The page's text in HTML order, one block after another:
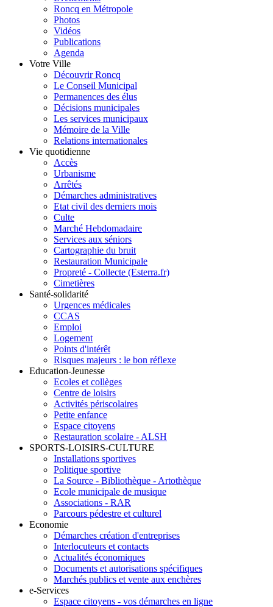
Roncq en Métropole
Photos
Vidéos
Publications
Agenda
Votre Ville
Découvrir Roncq
Le Conseil Municipal
Permanences des élus
Décisions municipales
Les services municipaux
Mémoire de la Ville
Relations internationales
Vie quotidienne
Accès
Urbanisme
Arrêtés
Démarches administratives
Etat civil des derniers mois
Culte
Marché Hebdomadaire
Services aux séniors
Cartographie du bruit
Restauration Municipale
Propreté - Collecte (Esterra.fr)
Cimetières
Santé-solidarité
Urgences médicales
CCAS
Emploi
Logement
Points d'intérêt
Risques majeurs : le bon réflexe
Education-Jeunesse
Ecoles et collèges
Centre de loisirs
Activités périscolaires
Petite enfance
Espace citoyens
Restauration scolaire - ALSH
SPORTS-LOISIRS-CULTURE
Installations sportives
Politique sportive
La Source - Bibliothèque - Artothèque
Ecole municipale de musique
Associations - RAR
Parcours pédestre et culturel
Economie
Démarches création d'entreprises
Interlocuteurs et contacts
Actualités économiques
Documents et autorisations spécifiques
Marchés publics et vente aux enchères
e-Services
Espace citoyens - vos démarches en ligne